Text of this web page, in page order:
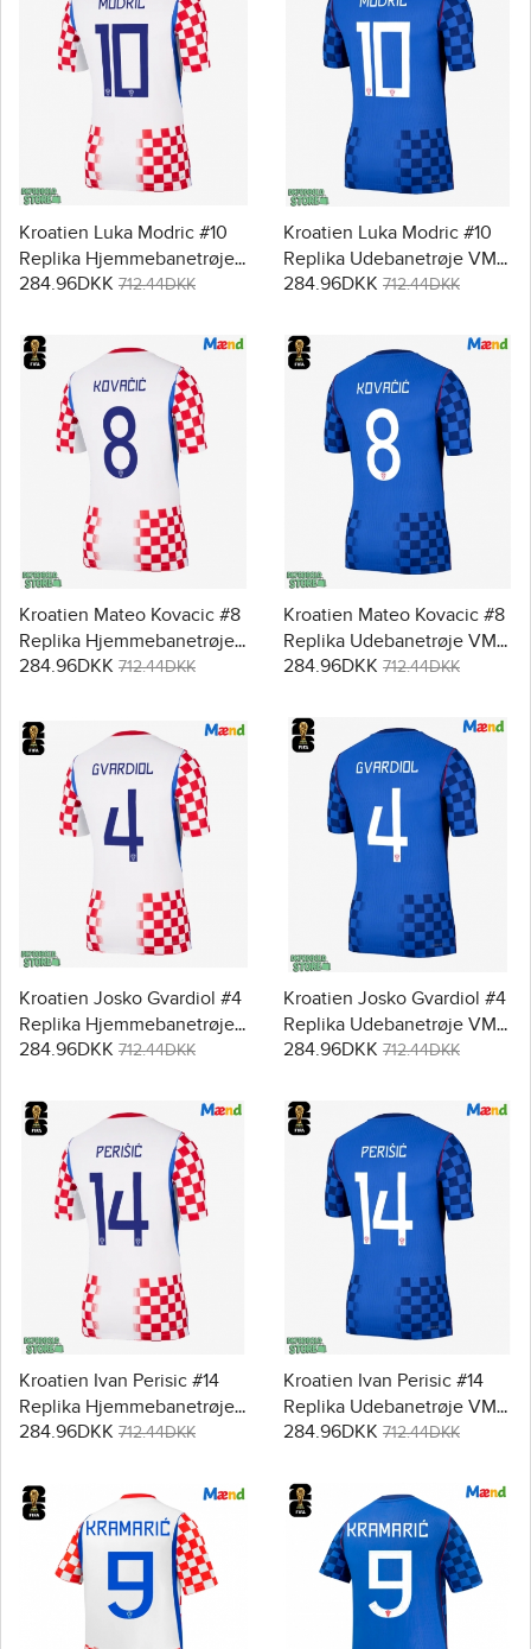
Kroatien Luka Modric #10
Replika Hjemmebanetrøje
VM 2026 Kortærmet
284.96DKK 712.44DKK
Kroatien Luka Modric #10
Replika Udebanetrøje VM
2026 Kortærmet
284.96DKK 712.44DKK
Kroatien Mateo Kovacic #8
Replika Hjemmebanetrøje
VM 2026 Kortærmet
284.96DKK 712.44DKK
Kroatien Mateo Kovacic #8
Replika Udebanetrøje VM
2026 Kortærmet
284.96DKK 712.44DKK
Kroatien Josko Gvardiol #4
Replika Hjemmebanetrøje
VM 2026 Kortærmet
284.96DKK 712.44DKK
Kroatien Josko Gvardiol #4
Replika Udebanetrøje VM
2026 Kortærmet
284.96DKK 712.44DKK
Kroatien Ivan Perisic #14
Replika Hjemmebanetrøje
VM 2026 Kortærmet
284.96DKK 712.44DKK
Kroatien Ivan Perisic #14
Replika Udebanetrøje VM
2026 Kortærmet
284.96DKK 712.44DKK